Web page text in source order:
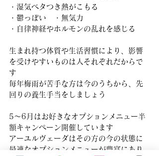
・湿気ベタつき熱がこもる
・鬱っぽい　・無気力
・自律神経やホルモンの乱れを感じる
生まれ持つ体質や生活習慣により、影響
を受けやすいものは人それぞれだからで
す
毎年梅雨が苦手な方は今のうちから、先
回りの養生手当をしましょう
5～6月はお好きなオプションメニュー半
額キャンペーン開催しています
アーユルヴェーダはその方の今の状態に
最適なオプションメニューが豊富にあり